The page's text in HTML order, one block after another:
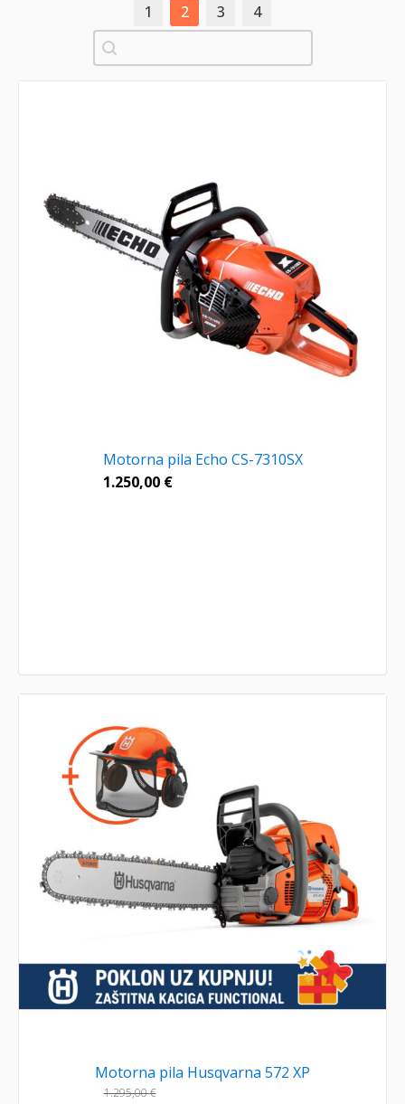
1 2 3
4
Pretraži
Motorna pila Echo CS-7310SX
1.250,00 €
Motorna pila Husqvarna 572 XP
1.295,00€